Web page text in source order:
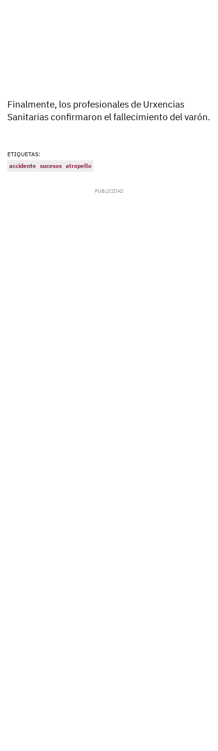
Finalmente, los profesionales de Urxencias
Sanitarias confirmaron el fallecimiento del varón.
ETIQUETAS:
accidente sucesos atropello